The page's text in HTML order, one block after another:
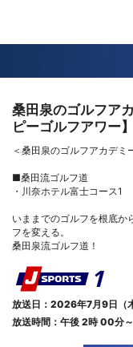
桑田泉のゴルフア
ピーゴルフアワー
＜桑田泉のゴルフアカデミ
■桑田流ゴルフ道
・川奈ホテル富士コース1
いままでのゴルフを根底か
フを変える。
桑田泉流ゴルフ道！
放送日：2026年7月9日（
放送時間：午後 2時 00分